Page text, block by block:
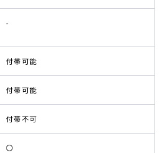
-
付帯可能
付帯可能
付帯不可
〇